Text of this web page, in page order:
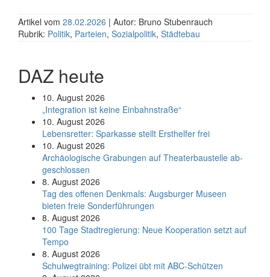
Artikel vom 28.02.2026 | Autor: Bruno Stubenrauch
Rubrik: Politik, Parteien, Sozialpolitik, Städtebau
DAZ heute
10. August 2026
„Integration ist keine Einbahnstraße“
10. August 2026
Le­bens­ret­ter: Spar­kas­se stellt Erst­hel­fer frei
10. August 2026
Ar­chäo­lo­gi­sche Gra­bun­gen auf Thea­ter­bau­stel­le ab­
ge­schlos­sen
8. August 2026
Tag des offenen Denkmals: Augsburger Museen
bieten freie Sonderführungen
8. August 2026
100 Tage Stadtregierung: Neue Kooperation setzt auf
Tempo
8. August 2026
Schul­weg­trai­ning: Poli­zei übt mit ABC-Schüt­zen